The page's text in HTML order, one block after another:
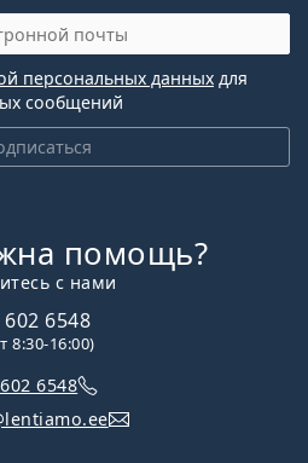
персональных данных для
сообщений
помощь?
с нами
602 6548
8:30-16:00)
6548